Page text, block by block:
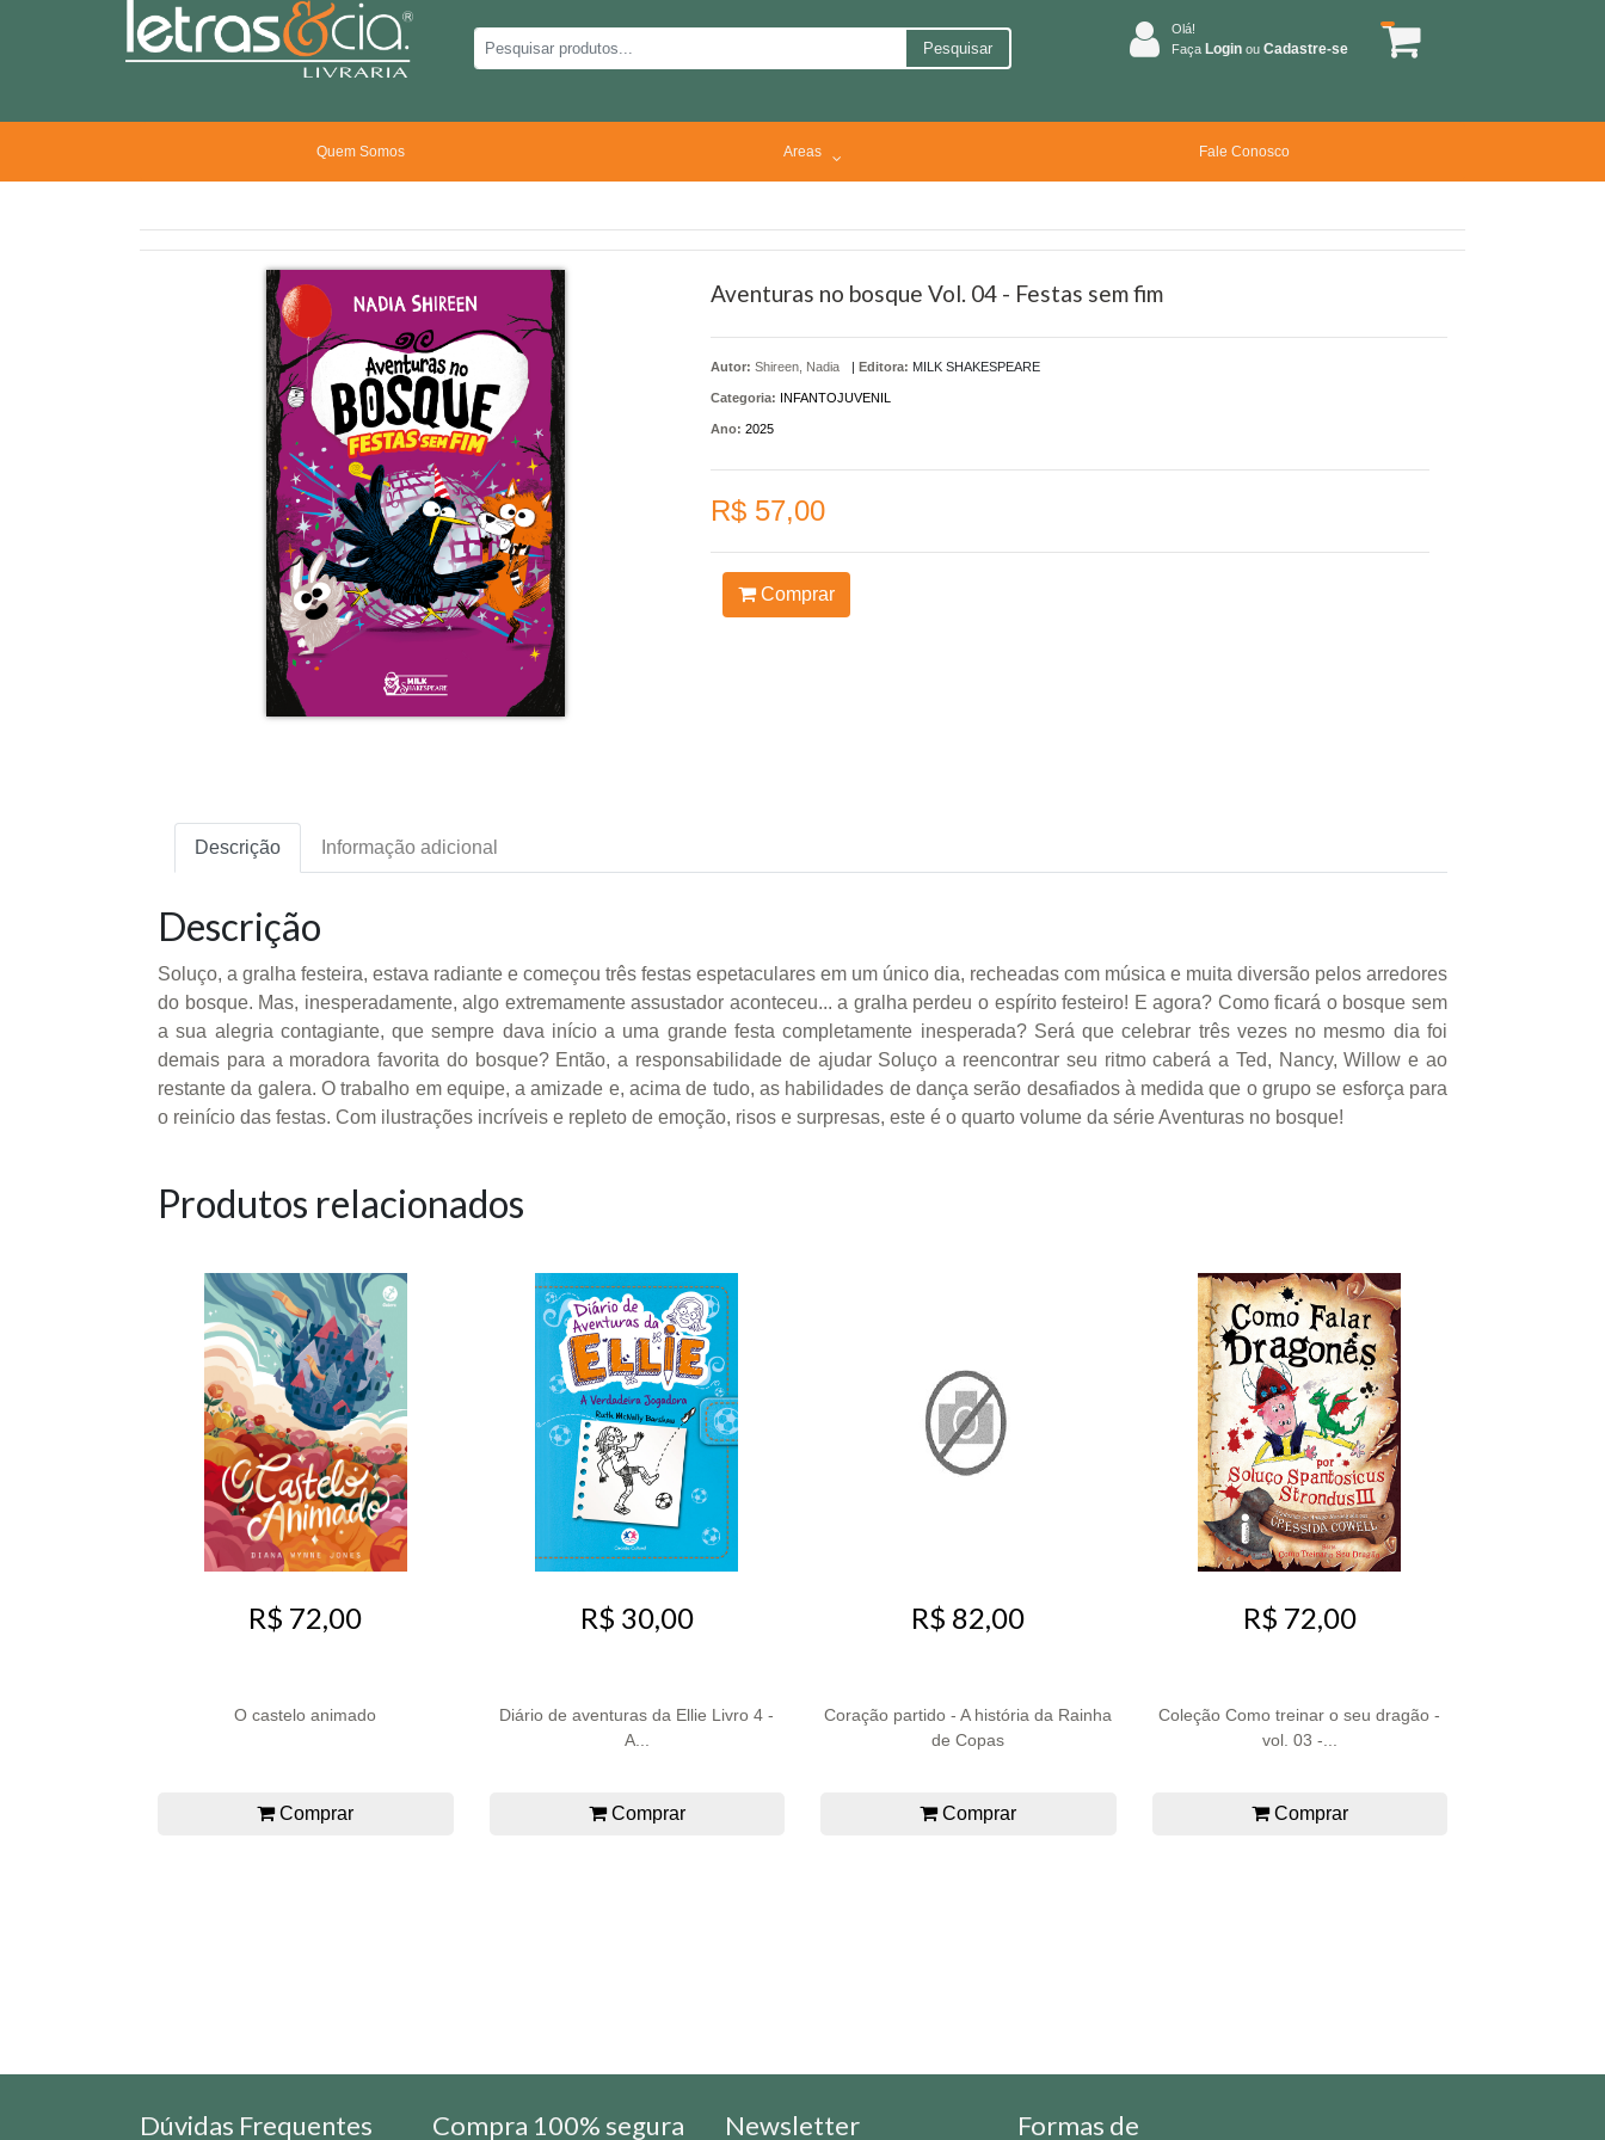
Pesquisar
Olá!
Faça Login ou Cadastre-se
Quem Somos Areas Fale Conosco
Aventuras no bosque Vol. 04 - Festas sem fim
Autor: Shireen, Nadia | Editora: MILK SHAKESPEARE
Categoria: INFANTOJUVENIL
Ano: 2025
R$ 57,00
Comprar
Descrição Informação adicional
Descrição
Soluço, a gralha festeira, estava radiante e começou três festas espetaculares em um único dia, recheadas com música e muita diversão pelos arredores
do bosque. Mas, inesperadamente, algo extremamente assustador aconteceu... a gralha perdeu o espírito festeiro! E agora? Como ficará o bosque sem
a sua alegria contagiante, que sempre dava início a uma grande festa completamente inesperada? Será que celebrar três vezes no mesmo dia foi
demais para a moradora favorita do bosque? Então, a responsabilidade de ajudar Soluço a reencontrar seu ritmo caberá a Ted, Nancy, Willow e ao
restante da galera. O trabalho em equipe, a amizade e, acima de tudo, as habilidades de dança serão desafiados à medida que o grupo se esforça para
o reinício das festas. Com ilustrações incríveis e repleto de emoção, risos e surpresas, este é o quarto volume da série Aventuras no bosque!
Produtos relacionados
R$ 72,00
O castelo animado
Comprar
R$ 30,00
Diário de aventuras da Ellie Livro 4 -
A...
Comprar
R$ 82,00
Coração partido - A história da Rainha
de Copas
Comprar
R$ 72,00
Coleção Como treinar o seu dragão -
vol. 03 -...
Comprar
Dúvidas Frequentes Compra 100% segura Newsletter
Formas de